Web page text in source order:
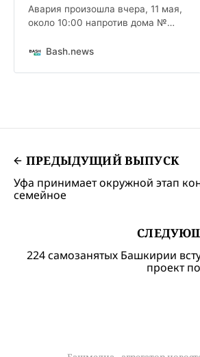
Авария произошла вчера, 11 мая,
около 10:00 напротив дома №
После ДТП 8-летний пешеход
Bash.news
ПРЕДЫДУЩИЙ ВЫПУСК
Уфа принимает окружной этап
семейное
224 самозанятых Башкирии
проект